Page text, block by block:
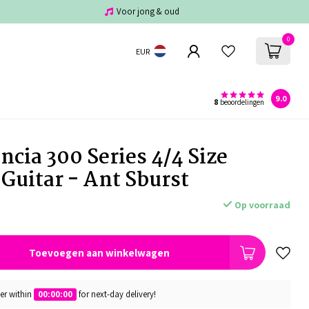
Voor jong & oud
EUR
0
8 beoordelingen 9.0
300 Series 4/4 Size
- Ant Sburst
Op voorraad
Toevoegen aan winkelwagen
within 00:00:00 for next-day delivery!